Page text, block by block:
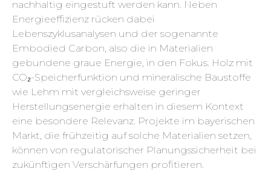
nachhaltig eingestuft werden kann. Neben
Energieeffizienz rücken dabei
Lebenszyklusanalysen und der sogenannte
Embodied Carbon, also die in Materialien
gebundene graue Energie, in den Fokus. Holz mit
CO₂-Speicherfunktion und mineralische Baustoffe
wie Lehm mit vergleichsweise geringer
Herstellungsenergie erhalten in diesem Kontext
eine besondere Relevanz. Projekte im bayerischen
Markt, die frühzeitig auf solche Materialien setzen,
können von regulatorischer Planungssicherheit bei
zukünftigen Verschärfungen profitieren.